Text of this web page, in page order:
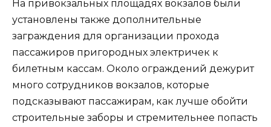
На привокзальных площадях вокзалов были
установлены также дополнительные
заграждения для организации прохода
пассажиров пригородных электричек к
билетным кассам. Около ограждений дежурит
много сотрудников вокзалов, которые
подсказывают пассажирам, как лучше обойти
строительные заборы и стремительнее попасть